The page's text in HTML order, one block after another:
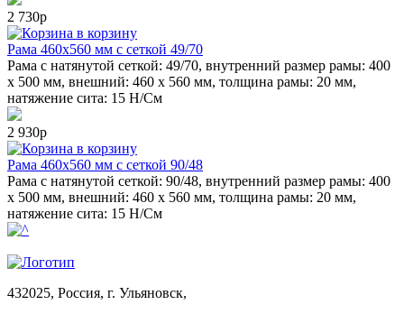
2 730р
в корзину
Рама 460x560 мм с сеткой 49/70
Рама с натянутой сеткой: 49/70, внутренний размер рамы: 400
х 500 мм, внешний: 460 х 560 мм, толщина рамы: 20 мм,
натяжение сита: 15 Н/См
2 930р
в корзину
Рама 460x560 мм с сеткой 90/48
Рама с натянутой сеткой: 90/48, внутренний размер рамы: 400
х 500 мм, внешний: 460 х 560 мм, толщина рамы: 20 мм,
натяжение сита: 15 Н/См
432025, Россия, г. Ульяновск,